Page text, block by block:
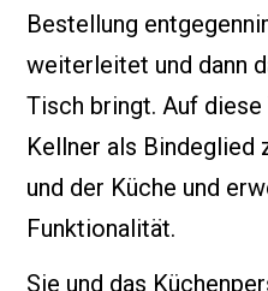
Bestellung
weiterleitet und dann
Tisch bringt. Auf
Kellner als Bindeglied
und der Küche und
Funktionalität.
Sie und das